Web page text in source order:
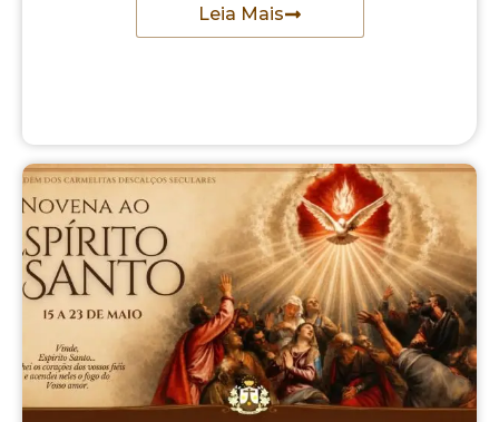
Leia Mais